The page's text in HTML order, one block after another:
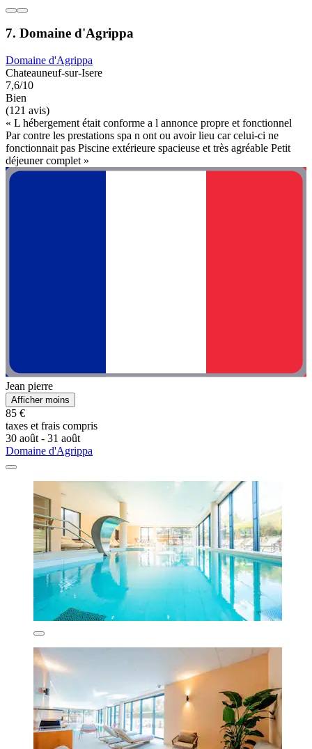
7. Domaine d'Agrippa
Domaine d'Agrippa
Chateauneuf-sur-Isere
7,6/10
Bien
(121 avis)
« L hébergement était conforme a l annonce propre et fonctionnel
Par contre les prestations spa n ont ou avoir lieu car celui-ci ne
fonctionnait pas Piscine extérieure spacieuse et très agréable Petit
déjeuner complet »
Jean pierre
Afficher moins
85 €
taxes et frais compris
30 août - 31 août
Domaine d'Agrippa